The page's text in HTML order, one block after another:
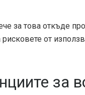
за това откъде
от
за